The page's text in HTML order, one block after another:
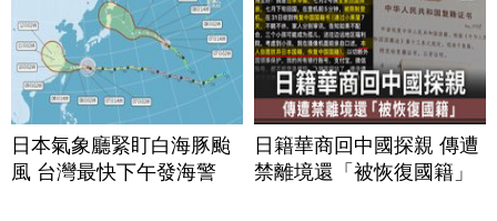
日本氣象廳緊盯白海豚颱
風 台灣最快下午發海警
日籍華商回中國探親 傳遭
禁離境還「被恢復國籍」